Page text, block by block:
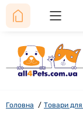
Головна Товари